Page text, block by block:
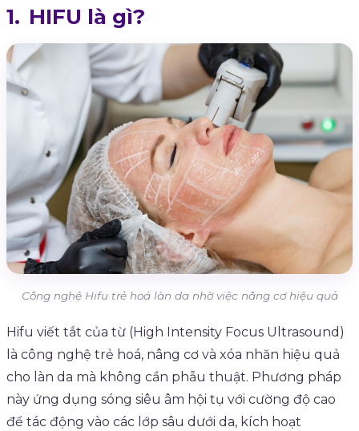
HIFU là gì?
Công nghệ Hifu trẻ hoá làn da nhờ việc nâng cơ hiệu quả
Hifu viết tắt của từ (High Intensity Focus Ultrasound)
là công nghệ trẻ hoá, nâng cơ và xóa nhăn hiệu quả
cho làn da mà không cần phẫu thuật. Phương pháp
này ứng dụng sóng siêu âm hội tụ với cường độ cao
để tác động vào các lớp sâu dưới da, kích hoạt